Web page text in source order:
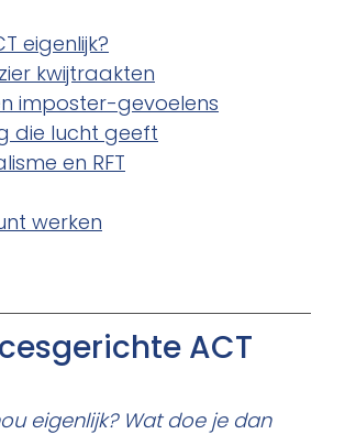
eigenlijk?
kwijtraakten
imposter-gevoelens
die lucht geeft
en RFT
werken
ACT
eigenlijk? Wat doe je dan